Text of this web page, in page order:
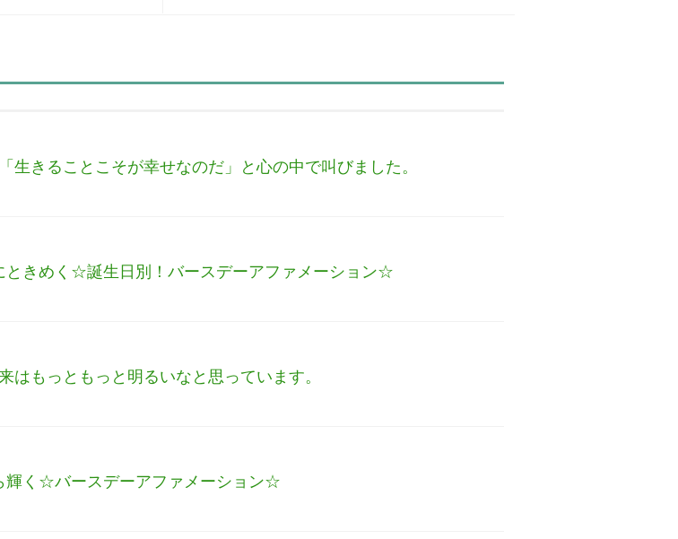
生きることこそが幸せなのだ」と心の中で叫びました。
ときめく☆誕生日別！バースデーアファメーション☆
はもっともっと明るいなと思っています。
輝く☆バースデーアファメーション☆